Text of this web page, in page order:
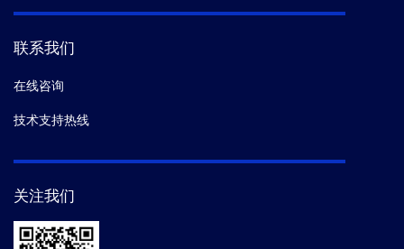
联系我们
在线咨询
技术支持热线
关注我们